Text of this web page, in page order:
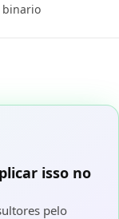
binario
isso no
pelo